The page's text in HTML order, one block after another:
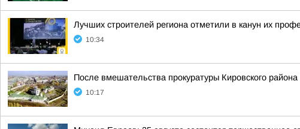
Лучших строителей региона отметили в канун их
10:34
После вмешательства прокуратуры Кировского
10:17